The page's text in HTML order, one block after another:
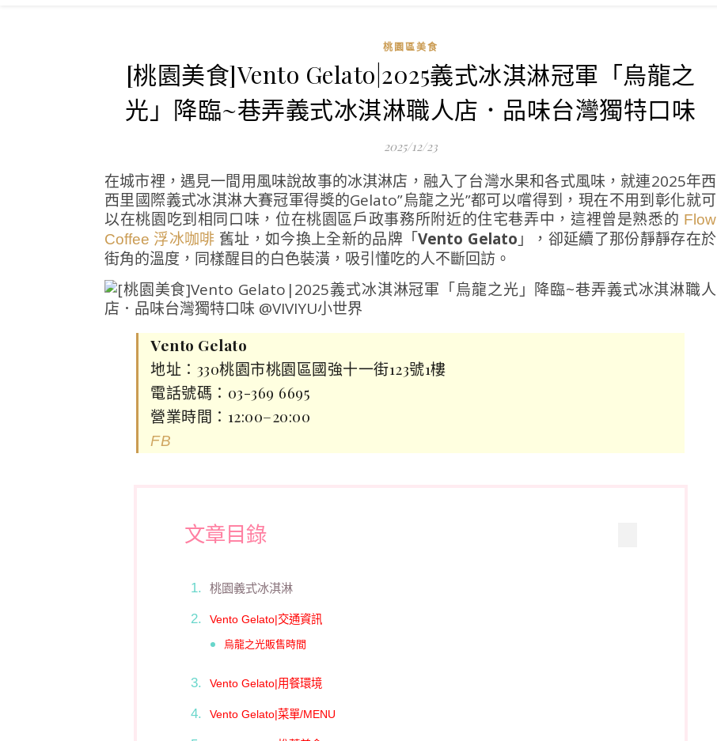
桃園區美食
[桃園美食]Vento Gelato|2025義式冰淇淋冠軍「烏龍之
光」降臨~巷弄義式冰淇淋職人店．品味台灣獨特口味
2025/12/23
在城市裡，遇見一間用風味說故事的冰淇淋店，融入了台灣水果和各式風味，就連2025年西
西里國際義式冰淇淋大賽冠軍得獎的Gelato”烏龍之光”都可以嚐得到，現在不用到彰化就可
以在桃園吃到相同口味，位在桃園區戶政事務所附近的住宅巷弄中，這裡曾是熟悉的 Flow
Coffee 浮冰咖啡 舊址，如今換上全新的品牌「Vento Gelato 」，卻延續了那份靜靜存在於
街角的溫度，同樣醒目的白色裝潢，吸引懂吃的人不斷回訪。
Vento Gelato
地址：330桃園市桃園區國強十一街123號1樓
電話號碼：03-369 6695
營業時間：12:00–20:00
FB
文章目錄
桃園義式冰淇淋
Vento Gelato|交通資訊
烏龍之光販售時間
Vento Gelato|用餐環境
Vento Gelato|菜單/MENU